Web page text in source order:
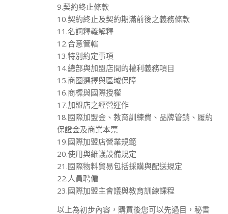
9.契約終止條款
10.契約終止及契約期滿前後之義務條款
11.名詞釋義解釋
12.合意管轄
13.特別約定事項
14.總部與加盟店間的權利義務項目
15.商圈選擇與區域保障
16.商標與國際授權
17.加盟店之經營運作
18.國際加盟金、教育訓練費、品牌管銷、履約
保證金及商業本票
19.國際加盟店營業規範
20.使用與維護設備規定
21.國際物料貿易包括採購與配送規定
22.人員聘僱
23.國際加盟主會議與教育訓練課程
以上為初步內容，購買後您可以先過目，秘書